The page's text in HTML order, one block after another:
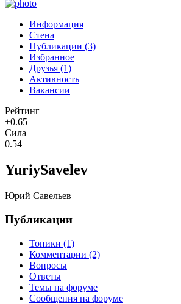
Информация
Стена
Публикации (3)
Избранное
Друзья (1)
Активность
Вакансии
Рейтинг
+0.65
Сила
0.54
YuriySavelev
Юрий Савельев
Публикации
Топики (1)
Комментарии (2)
Вопросы
Ответы
Темы на форуме
Сообщения на форуме